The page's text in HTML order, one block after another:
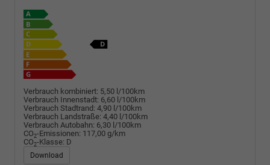
Verbrauch kombiniert: 5,50 l/100km
Verbrauch Innenstadt: 6,60 l/100km
Verbrauch Stadtrand: 4,90 l/100km
Verbrauch Landstraße: 4,40 l/100km
Verbrauch Autobahn: 6,30 l/100km
CO2-Emissionen: 117,00 g/km
CO2-Klasse: D
Download